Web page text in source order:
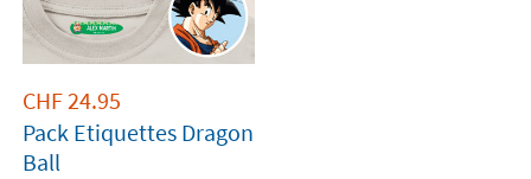
CHF24.95
Pack Etiquettes Dragon
Ball